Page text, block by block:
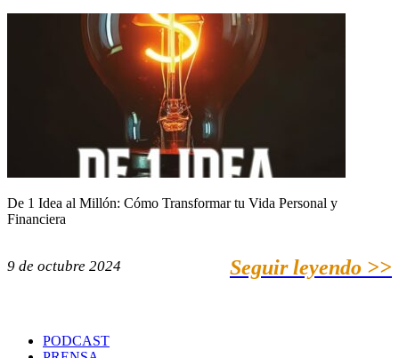
De 1 Idea al Millón: Cómo Transformar tu Vida Personal y
Financiera
9 de octubre 2024 Seguir leyendo >>
PODCAST